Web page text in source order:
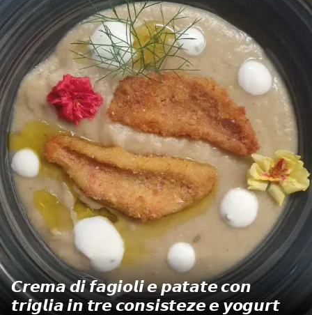
𝘾𝙧𝙚𝙢𝙖 𝙙𝙞 𝙛𝙖𝙜𝙞𝙤𝙡𝙞 𝙚 𝙥𝙖𝙩𝙖𝙩𝙚 𝙘𝙤𝙣
𝙩𝙧𝙞𝙜𝙡𝙞𝙖 𝙞𝙣 𝙩𝙧𝙚 𝙘𝙤𝙣𝙨𝙞𝙨𝙩𝙚𝙯𝙚 𝙚 𝙮𝙤𝙜𝙪𝙧𝙩